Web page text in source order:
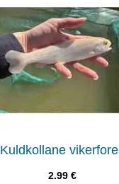
Kuldkollane vikerforell
2.99 €